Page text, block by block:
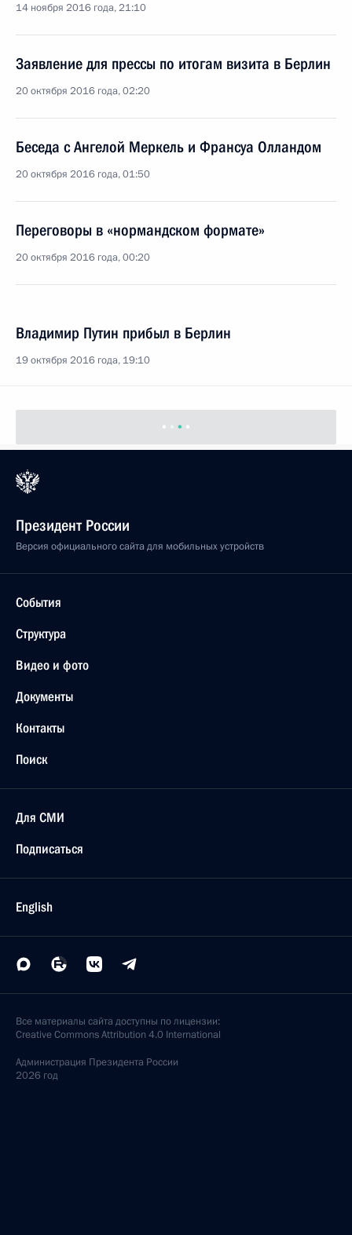
14 ноября 2016 года, 21:10
Заявление для прессы по итогам визита в Берлин
20 октября 2016 года, 02:20
Беседа с Ангелой Меркель и Франсуа Олландом
20 октября 2016 года, 01:50
Переговоры в «нормандском формате»
20 октября 2016 года, 00:20
Владимир Путин прибыл в Берлин
19 октября 2016 года, 19:10
Президент России
Версия официального сайта для мобильных устройств
События
Структура
Видео и фото
Документы
Контакты
Поиск
Для СМИ
Подписаться
English
Все материалы сайта доступны по лицензии:
Creative Commons Attribution 4.0 International
Администрация Президента России
2026 год